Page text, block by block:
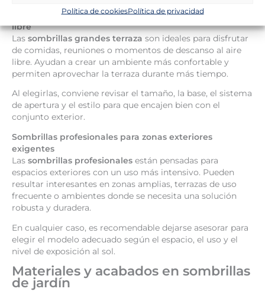
Política de cookiesPolítica de privacidad
Sombrillas grandes de terraza para reuniones al aire
libre
Las sombrillas grandes terraza son ideales para disfrutar
de comidas, reuniones o momentos de descanso al aire
libre. Ayudan a crear un ambiente más confortable y
permiten aprovechar la terraza durante más tiempo.
Al elegirlas, conviene revisar el tamaño, la base, el sistema
de apertura y el estilo para que encajen bien con el
conjunto exterior.
Sombrillas profesionales para zonas exteriores
exigentes
Las sombrillas profesionales están pensadas para
espacios exteriores con un uso más intensivo. Pueden
resultar interesantes en zonas amplias, terrazas de uso
frecuente o ambientes donde se necesita una solución
robusta y duradera.
En cualquier caso, es recomendable dejarse asesorar para
elegir el modelo adecuado según el espacio, el uso y el
nivel de exposición al sol.
Materiales y acabados en sombrillas
de jardín